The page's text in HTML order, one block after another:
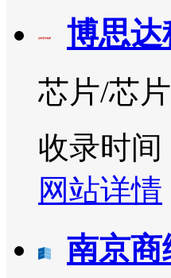
博思达
芯片/芯
收录时间
网站详情
南京商